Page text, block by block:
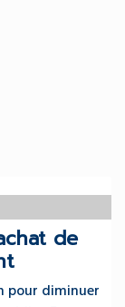
de
pour diminuer